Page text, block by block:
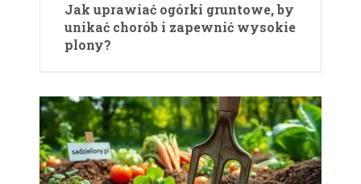
Jak uprawiać ogórki gruntowe, by
unikać chorób i zapewnić wysokie
plony?